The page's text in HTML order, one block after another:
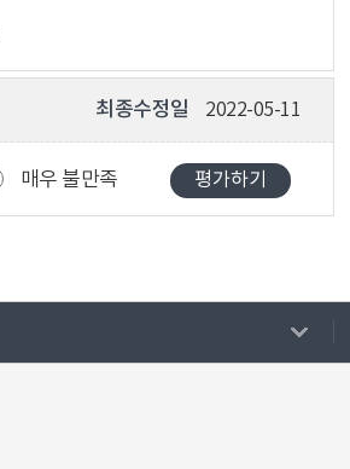
최종수정일 2022-05-11
매우 불만족